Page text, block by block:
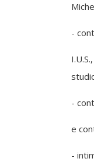
-
-
e
-